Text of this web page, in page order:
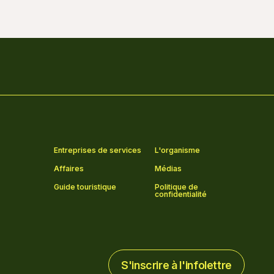
Entreprises de services
L'organisme
Affaires
Médias
Guide touristique
Politique de
confidentialité
S'inscrire à l'infolettre